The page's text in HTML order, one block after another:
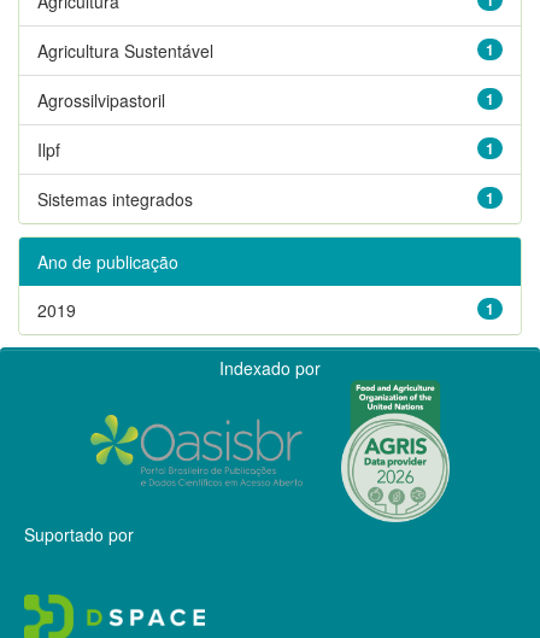
1
Agricultura Sustentável
1
Agrossilvipastoril
1
Ilpf
1
Sistemas integrados
Ano de publicação
1
2019
Indexado por
Suportado por